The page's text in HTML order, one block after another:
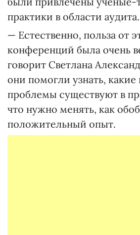
практики в области аудита.
— Естественно, польза от
конференций была очень
говорит Светлана
они помогли узнать,
проблемы существуют в
что нужно менять, как
положительный опыт.